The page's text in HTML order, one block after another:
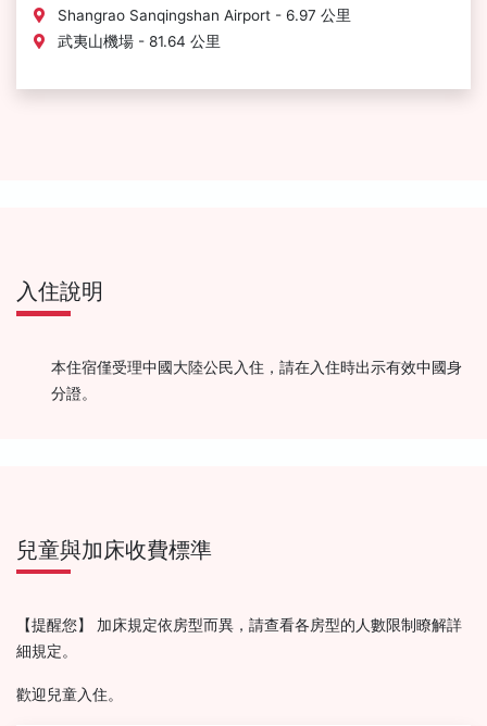
Shangrao Sanqingshan Airport - 6.97 公里
武夷山機場 - 81.64 公里
入住說明
本住宿僅受理中國大陸公民入住，請在入住時出示有效中國身
分證。
兒童與加床收費標準
【提醒您】 加床規定依房型而異，請查看各房型的人數限制瞭解詳
細規定。
歡迎兒童入住。